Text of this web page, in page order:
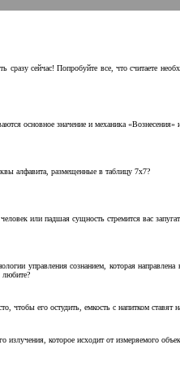
сейчас! Попробуйте все, что считаете
основное значение и механика
алфавита, размещенные в таблицу 7х7?
или падшая сущность стремится вас
управления сознанием, которая
любите?
его остудить, емкость с напитком ставят
которое исходит от измеряемого